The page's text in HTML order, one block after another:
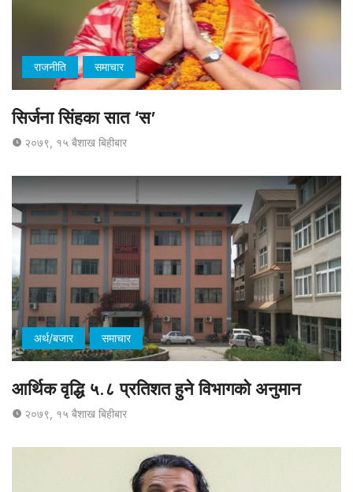
राजनीति समाचार
सिर्जना सिंहका सात ‘स’
२०७९, १५ बैशाख बिहीबार
अर्थ/बजार समाचार
आर्थिक वृद्धि ५.८ प्रतिशत हुने विभागको अनुमान
२०७९, १५ बैशाख बिहीबार